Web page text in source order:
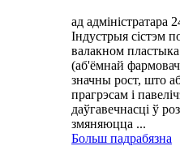
ад адміністратара
Індустрыя сістэм
валакном
(аб'ёмнай
значны рост, што
прагрэсам і
даўгавечнасці ў
змяняюцца ...
Больш падрабязна